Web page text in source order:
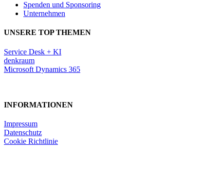
Spenden und Sponsoring
Unternehmen
UNSERE TOP THEMEN
Service Desk + KI
denkraum
Microsoft Dynamics 365
INFORMATIONEN
Impressum
Datenschutz
Cookie Richtlinie